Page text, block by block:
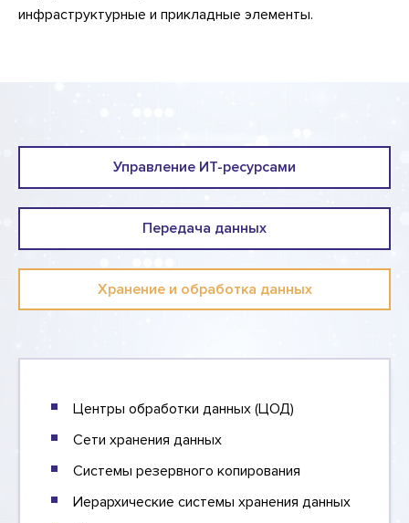
инфраструктурные и прикладные элементы.
Управление ИТ-ресурсами
Передача данных
Хранение и обработка данных
Центры обработки данных (ЦОД)
Сети хранения данных
Системы резервного копирования
Иерархические системы хранения данных